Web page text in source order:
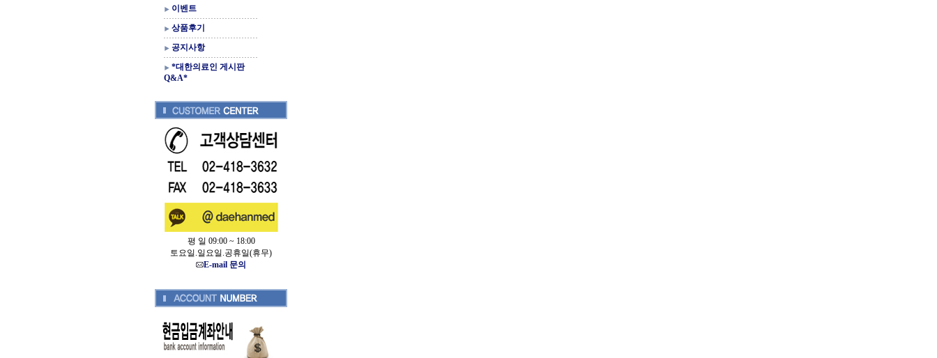
이벤트
상품후기
공지사항
*대한의료인 게시판
Q&A*
평 일 09:00 ~ 18:00
토요일.일요일.공휴일(휴무)
E-mail 문의